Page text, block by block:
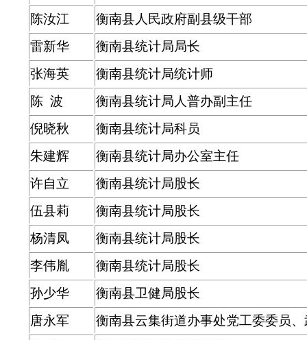
陈汝江
衡南县人民政府副县级干部
雷新华
衡南县统计局局长
张海英
衡南县统计局统计师
陈 波
衡南县统计局人普办副主任
倪晓秋
衡南县统计局科员
朱建辉
衡南县统计局办公室主任
许自立
衡南县统计局股长
伍县莉
衡南县统计局股长
杨清凤
衡南县统计局股长
李伟胤
衡南县统计局股长
孙少华
衡南县卫健局股长
唐永军
衡南县云集街道办事处党工委委员